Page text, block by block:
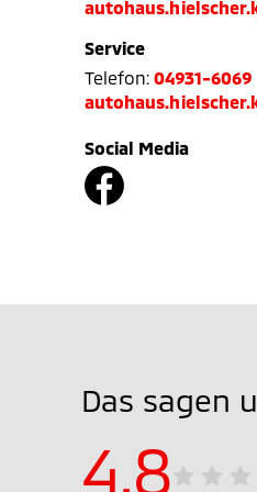
Service
Telefon: 04931-6069
Social Media
Das sagen
4.8